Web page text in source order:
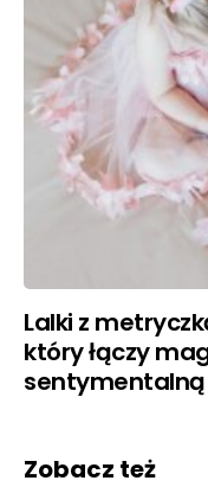
Lalki z
który łączy
Zobacz też